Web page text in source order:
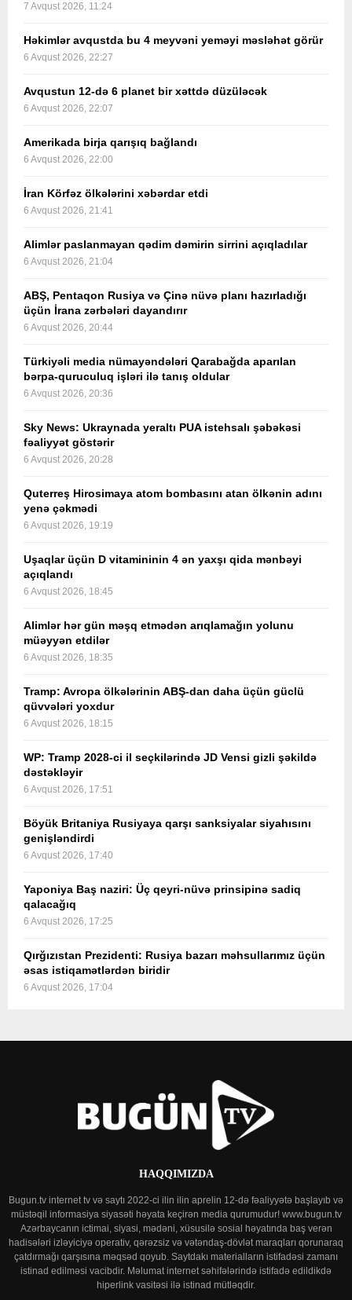
7 Avqust 2026, 11:24
Həkimlər avqustda bu 4 meyvəni yeməyi məsləhət görür
6 Avqust 2026, 22:27
Avqustun 12-də 6 planet bir xəttdə düzüləcək
6 Avqust 2026, 22:07
Amerikada birja qarışıq bağlandı
6 Avqust 2026, 22:00
İran Körfəz ölkələrini xəbərdar etdi
6 Avqust 2026, 21:41
Alimlər paslanmayan qədim dəmirin sirrini açıqladılar
6 Avqust 2026, 21:04
ABŞ, Pentaqon Rusiya və Çinə nüvə planı hazırladığı
üçün İrana zərbələri dayandırır
6 Avqust 2026, 20:44
Türkiyəli media nümayəndələri Qarabağda aparılan
bərpa-quruculuq işləri ilə tanış oldular
6 Avqust 2026, 20:36
Sky News: Ukraynada yeraltı PUA istehsalı şəbəkəsi
fəaliyyət göstərir
6 Avqust 2026, 20:28
Quterreş Hirosimaya atom bombasını atan ölkənin adını
yenə çəkmədi
6 Avqust 2026, 19:19
Uşaqlar üçün D vitamininin 4 ən yaxşı qida mənbəyi
açıqlandı
6 Avqust 2026, 18:45
Alimlər hər gün məşq etmədən arıqlamağın yolunu
müəyyən etdilər
6 Avqust 2026, 18:35
Tramp: Avropa ölkələrinin ABŞ-dan daha üçün güclü
qüvvələri yoxdur
6 Avqust 2026, 18:15
WP: Tramp 2028-ci il seçkilərində JD Vensi gizli şəkildə
dəstəkləyir
6 Avqust 2026, 17:51
Böyük Britaniya Rusiyaya qarşı sanksiyalar siyahısını
genişləndirdi
6 Avqust 2026, 17:40
Yaponiya Baş naziri: Üç qeyri-nüvə prinsipinə sadiq
qalacağıq
6 Avqust 2026, 17:25
Qırğızıstan Prezidenti: Rusiya bazarı məhsullarımız üçün
əsas istiqamətlərdən biridir
6 Avqust 2026, 17:04
HAQQIMIZDA
Bugun.tv internet tv və saytı 2022-ci ilin ilin aprelin 12-də fəaliyyətə başlayıb və
müstəqil informasiya siyasəti həyata keçirən media qurumudur! www.bugun.tv
Azərbaycanın ictimai, siyasi, mədəni, xüsusilə sosial həyatında baş verən
hadisələri izləyiciyə operativ, qərəzsiz və vətəndaş-dövlət maraqları qorunaraq
çatdırmağı qarşısına məqsəd qoyub. Saytdakı materialların istifadəsi zamanı
istinad edilməsi vacibdir. Məlumat internet səhifələrində istifadə edildikdə
hiperlink vasitəsi ilə istinad mütləqdir.